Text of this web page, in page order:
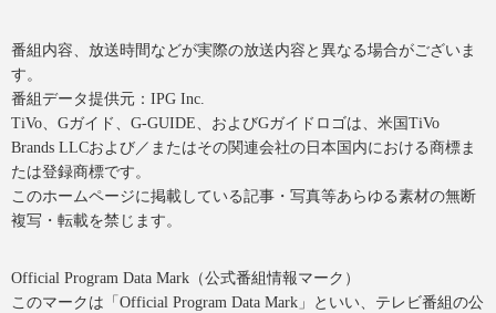
番組内容、放送時間などが実際の放送内容と異なる場合がございま
す。
番組データ提供元：IPG Inc.
TiVo、Gガイド、G-GUIDE、およびGガイドロゴは、米国TiVo
Brands LLCおよび／またはその関連会社の日本国内における商標ま
たは登録商標です。
このホームページに掲載している記事・写真等あらゆる素材の無断
複写・転載を禁じます。
Official Program Data Mark（公式番組情報マーク）
このマークは「Official Program Data Mark」といい、テレビ番組の公